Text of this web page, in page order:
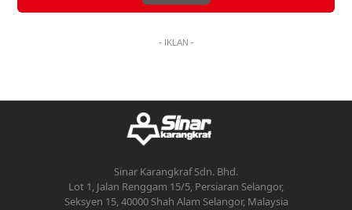
- IKLAN -
Sinar Karangkraf Sdn. Bhd.
Lot 1, Jalan Renggam 15/5, Persiaran Selangor,
Seksyen 15, 40000 Shah Alam Selangor, Malaysia